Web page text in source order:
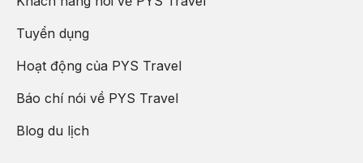
Tuyển dụng
Hoạt động của PYS Travel
Báo chí nói về PYS Travel
Blog du lịch